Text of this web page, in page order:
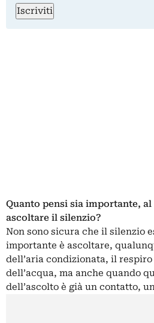
Iscriviti
Quanto pensi sia importante, al
ascoltare il silenzio?
Non sono sicura che il silenzio
importante è ascoltare,
dell’aria condizionata, il
dell’acqua, ma anche quando
dell’ascolto è già un contatto,